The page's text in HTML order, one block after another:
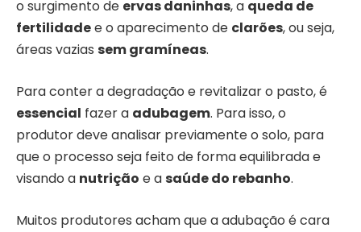
o surgimento de ervas daninhas, a queda de
fertilidadee o aparecimento de clarões, ou seja,
áreas vazias sem gramíneas.
Para conter a degradação e revitalizar o pasto, é
essencial fazer a adubagem. Para isso, o
produtor deve analisar previamente o solo, para
que o processo seja feito de forma equilibrada e
visando a nutrição e asaúde do rebanho.
Muitos produtores acham que a adubação é cara